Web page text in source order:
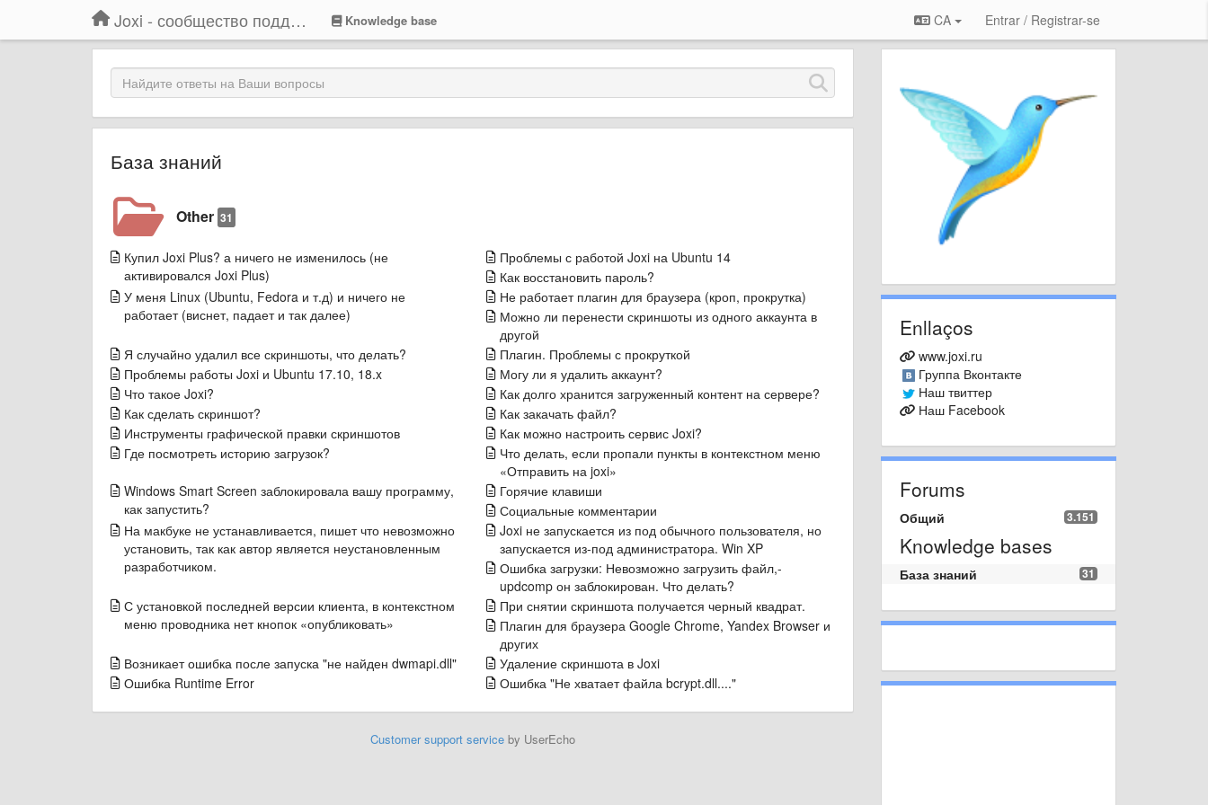
Joxi - сообщество поддержки Knowledge base CA Entrar / Registrar-se
База знаний
Other 31
Купил Joxi Plus? а ничего не изменилось (не
активировался Joxi Plus)
Проблемы с работой Joxi на Ubuntu 14
Как восстановить пароль?
У меня Linux (Ubuntu, Fedora и т.д) и ничего не
работает (виснет, падает и так далее)
Не работает плагин для браузера (кроп, прокрутка)
Можно ли перенести скриншоты из одного аккаунта в
другой
Я случайно удалил все скриншоты, что делать?
Плагин. Проблемы с прокруткой
Проблемы работы Joxi и Ubuntu 17.10, 18.x
Могу ли я удалить аккаунт?
Что такое Joxi?
Как долго хранится загруженный контент на сервере?
Как сделать скриншот?
Как закачать файл?
Инструменты графической правки скриншотов
Как можно настроить сервис Joxi?
Где посмотреть историю загрузок?
Что делать, если пропали пункты в контекстном меню
«Отправить на joxi»
Windows Smart Screen заблокировала вашу программу,
как запустить?
Горячие клавиши
Социальные комментарии
На макбуке не устанавливается, пишет что невозможно
установить, так как автор является неустановленным
разработчиком.
Joxi не запускается из под обычного пользователя, но
запускается из-под администратора. Win XP
Ошибка загрузки: Невозможно загрузить файл,-
updcomp он заблокирован. Что делать?
С установкой последней версии клиента, в контекстном
меню проводника нет кнопок «опубликовать»
При снятии скриншота получается черный квадрат.
Плагин для браузера Google Chrome, Yandex Browser и
других
Возникает ошибка после запуска "не найден dwmapi.dll"
Удаление скриншота в Joxi
Ошибка Runtime Error
Ошибка "Не хватает файла bcrypt.dll...."
Customer support serviceby UserEcho
Enllaços
www.joxi.ru
Группа Вконтакте
Наш твиттер
Наш Facebook
Forums
3.151
Общий
Knowledge bases
31
База знаний